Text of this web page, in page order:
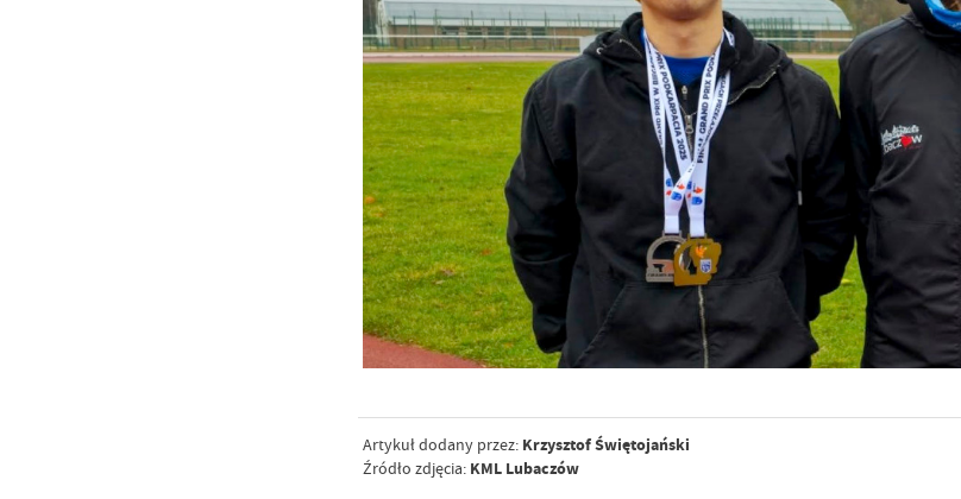
Artykuł dodany przez: Krzysztof Świętojański
Źródło zdjęcia: KML Lubaczów